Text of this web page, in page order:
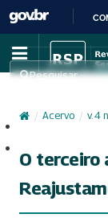
Pesquisar
/ Acervo / v. 4
O terceiro